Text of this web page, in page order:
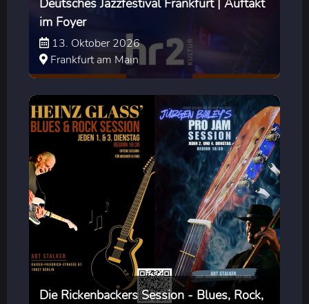
im Foyer
13. Oktober 2026
Frankfurt am Main
Die Rickenbackers Session - Blues, Rock,